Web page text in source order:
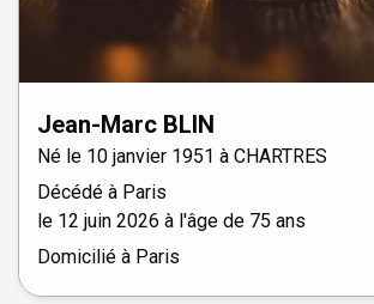
Jean-Marc BLIN
Né le 10 janvier 1951 à CHARTRES
Décédé à Paris
le 12 juin 2026 à l'âge de 75 ans
Domicilié à Paris